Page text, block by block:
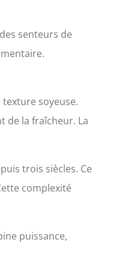
senteurs de
soyeuse.
de la fraîcheur. La
trois siècles. Ce
complexité
puissance,